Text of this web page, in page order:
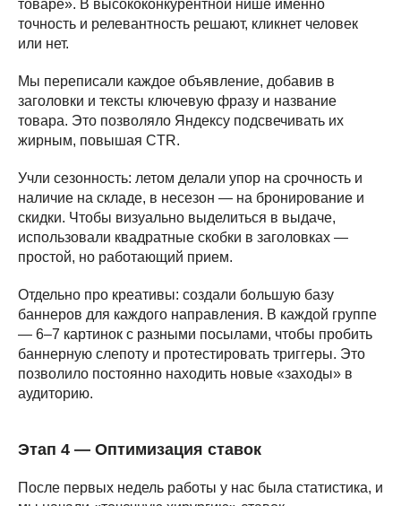
товаре». В высококонкурентной нише именно
точность и релевантность решают, кликнет человек
или нет.
Мы переписали каждое объявление, добавив в
заголовки и тексты ключевую фразу и название
товара. Это позволяло Яндексу подсвечивать их
жирным, повышая CTR.
Учли сезонность: летом делали упор на срочность и
наличие на складе, в несезон — на бронирование и
скидки. Чтобы визуально выделиться в выдаче,
использовали квадратные скобки в заголовках —
простой, но работающий прием.
Отдельно про креативы: создали большую базу
баннеров для каждого направления. В каждой группе
— 6–7 картинок с разными посылами, чтобы пробить
баннерную слепоту и протестировать триггеры. Это
позволило постоянно находить новые «заходы» в
аудиторию.
Этап 4 — Оптимизация ставок
После первых недель работы у нас была статистика, и